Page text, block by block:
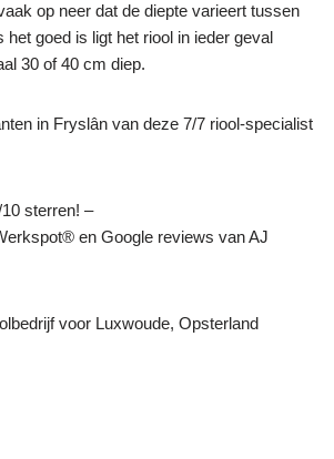
op neer dat de diepte varieert tussen
het goed is ligt het riool in ieder geval
30 of 40 cm diep.
in Fryslân van deze 7/7 riool-specialist
sterren! –
en Google reviews van AJ
voor Luxwoude, Opsterland